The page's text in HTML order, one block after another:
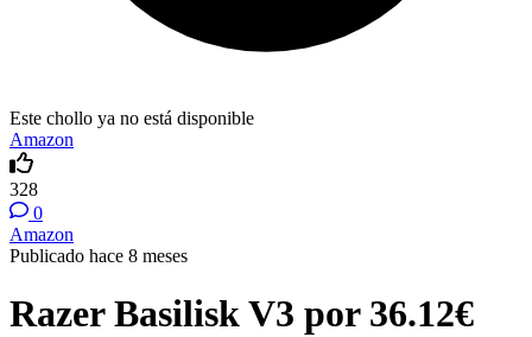
Este chollo ya no está disponible
Amazon
328
0
Amazon
Publicado hace 8 meses
Razer Basilisk V3 por 36.12€